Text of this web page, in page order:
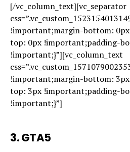
[/vc_column_text][vc_separator
!important;margin-bottom:
top: 0px !important;padding-
!important;}”][vc_column_text
!important;margin-bottom:
top: 3px !important;padding-
!important;}”]
3.GTA5